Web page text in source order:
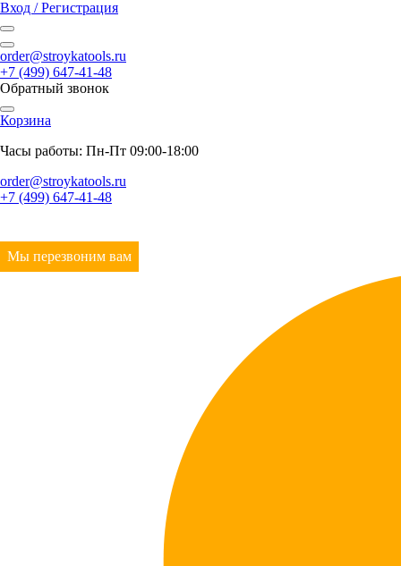
Вход / Регистрация
order@stroykatools.ru
+7 (499) 647-41-48
Обратный звонок
Корзина
Часы работы: Пн-Пт 09:00-18:00
order@stroykatools.ru
+7 (499) 647-41-48
Мы перезвоним вам